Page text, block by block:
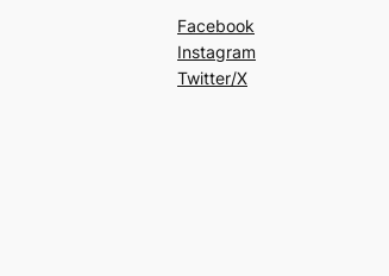
Facebook
Instagram
Twitter/X